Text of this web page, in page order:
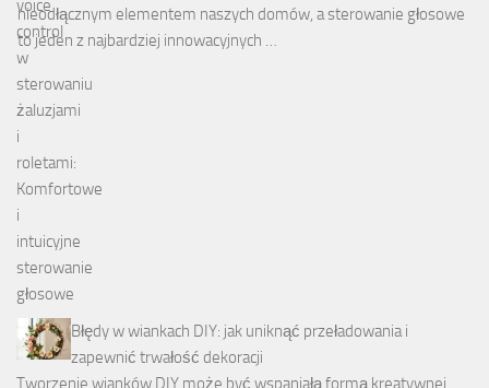
nieodłącznym elementem naszych domów, a sterowanie głosowe
to jeden z najbardziej innowacyjnych …
Błędy w wiankach DIY: jak uniknąć przeładowania i
zapewnić trwałość dekoracji
Tworzenie wianków DIY może być wspaniałą formą kreatywnej